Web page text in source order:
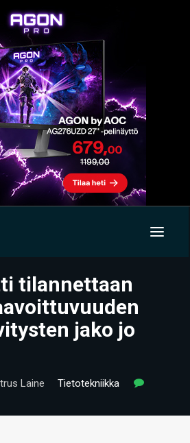
tilannettaan
jako jo
Laine
Tietotekniikka